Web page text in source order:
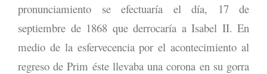
pronunciamiento se efectuaría el día, 17 de
septiembre de 1868 que derrocaría a Isabel II. En
medio de la esfervecencia por el acontecimiento al
regreso de Prim éste llevaba una corona en su gorra